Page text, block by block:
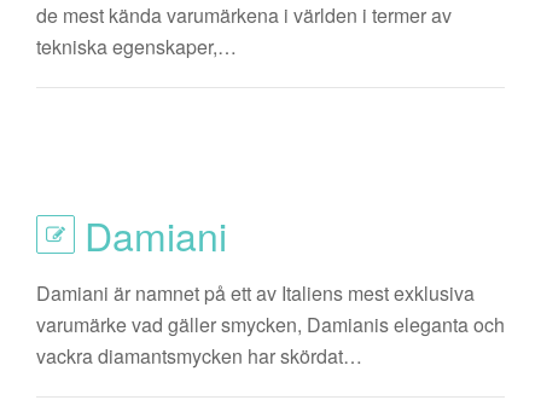
de mest kända varumärkena i världen i termer av
tekniska egenskaper,…
Damiani
Damiani är namnet på ett av Italiens mest exklusiva
varumärke vad gäller smycken, Damianis eleganta och
vackra diamantsmycken har skördat…